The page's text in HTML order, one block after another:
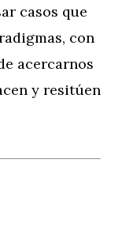
casos que
con
acercarnos
y resitúen